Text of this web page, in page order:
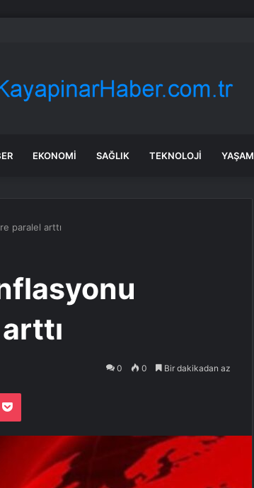
EKONOMI SAĞLIK TEKNOLOJI YAŞAM
paralel arttı
0 0 Bir dakikadan az
Pocket